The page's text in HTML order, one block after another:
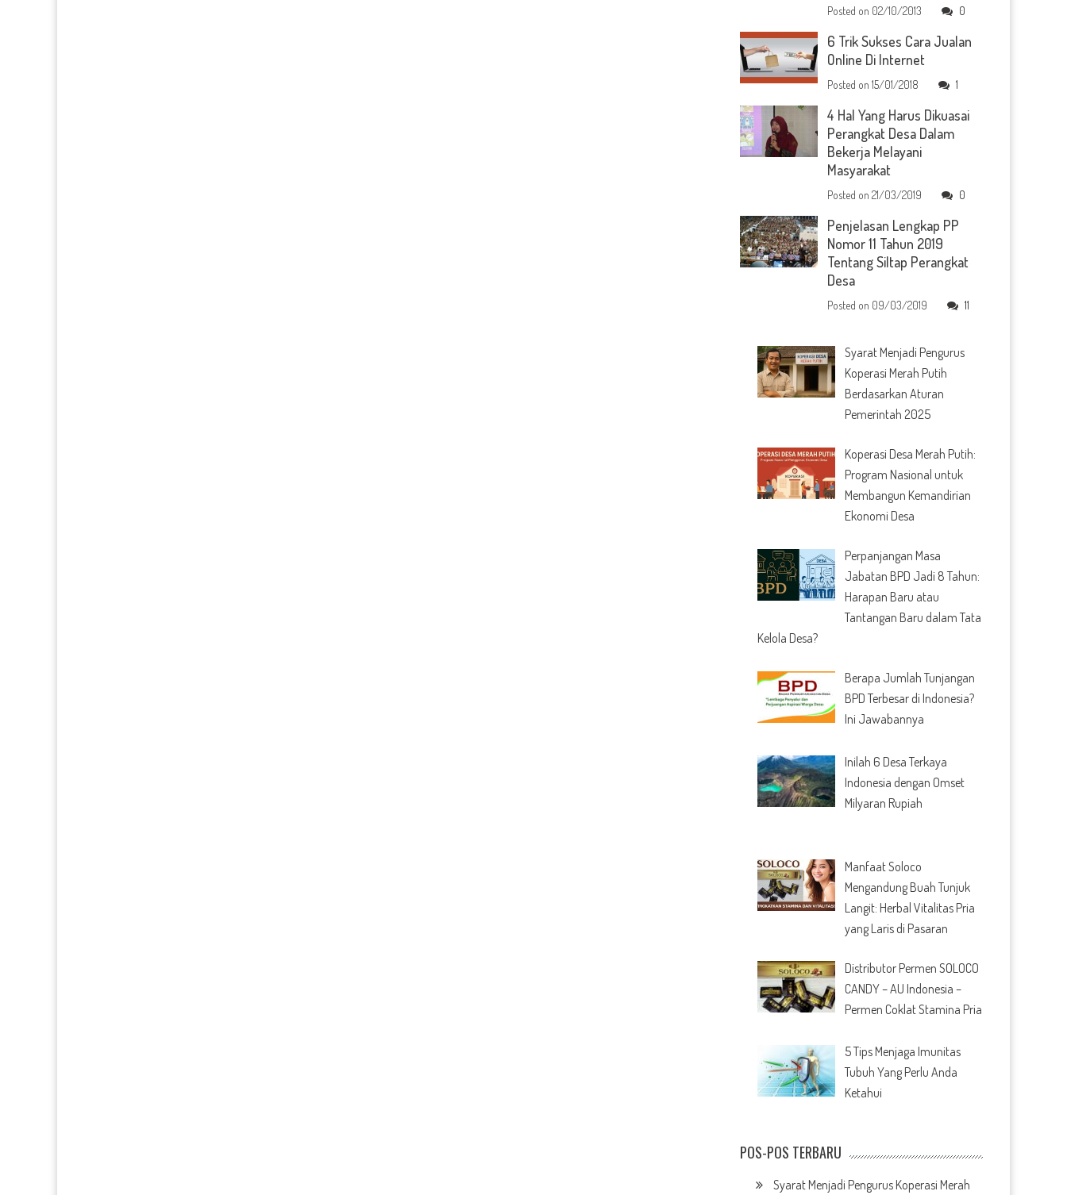
Posted on 02/10/2013 0
6 Trik Sukses Cara Jualan
Online Di Internet
Posted on15/01/2018 1
4 Hal Yang Harus Dikuasai
Perangkat Desa Dalam
Bekerja Melayani
Masyarakat
Posted on21/03/2019 0
Penjelasan Lengkap PP
Nomor 11 Tahun 2019
Tentang Siltap Perangkat
Desa
Posted on 09/03/2019 11
Syarat Menjadi Pengurus
Koperasi Merah Putih
Berdasarkan Aturan
Pemerintah 2025
Koperasi Desa Merah Putih:
Program Nasional untuk
Membangun Kemandirian
Ekonomi Desa
Perpanjangan Masa
Jabatan BPD Jadi 8 Tahun:
Harapan Baru atau
Tantangan Baru dalam Tata
Kelola Desa?
Berapa Jumlah Tunjangan
BPD Terbesar di Indonesia?
Ini Jawabannya
Inilah 6 Desa Terkaya
Indonesia dengan Omset
Milyaran Rupiah
Manfaat Soloco
Mengandung Buah Tunjuk
Langit: Herbal Vitalitas Pria
yang Laris di Pasaran
Distributor Permen SOLOCO
CANDY – AU Indonesia –
Permen Coklat Stamina Pria
5 Tips Menjaga Imunitas
Tubuh Yang Perlu Anda
Ketahui
POS-POS TERBARU
Syarat Menjadi Pengurus Koperasi Merah